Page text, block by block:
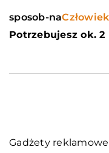
sposob-na
Potrzebujesz ok.
Gadżety